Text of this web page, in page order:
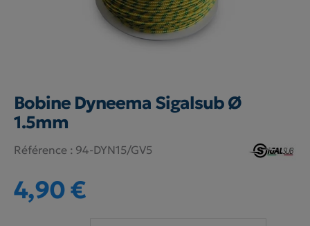
Bobine Dyneema Sigalsub Ø
1.5mm
Référence : 94-DYN15/GV5
4,90 €